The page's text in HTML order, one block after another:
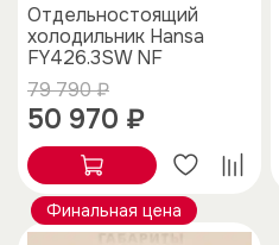
Отдельностоящий
холодильник Hansa
FY426.3SW NF
79 790 ₽
50 970 ₽
Финальная цена